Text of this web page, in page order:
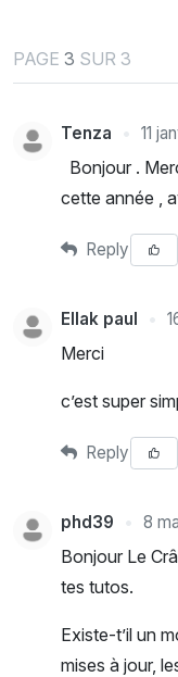
PAGE 3 SUR 3
Tenza 11
Bonjour .
cette année ,
Reply
Ellak paul
Merci
c’est super
Reply
phd39 8
Bonjour Le
tes tutos.
Existe-t’il un
mises à jour,